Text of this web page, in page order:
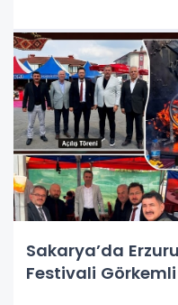
Sakarya’da
Festivali Görkemli